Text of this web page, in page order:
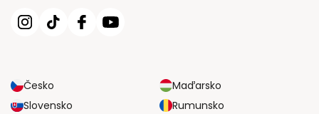
Česko
Maďarsko
Slovensko
Rumunsko